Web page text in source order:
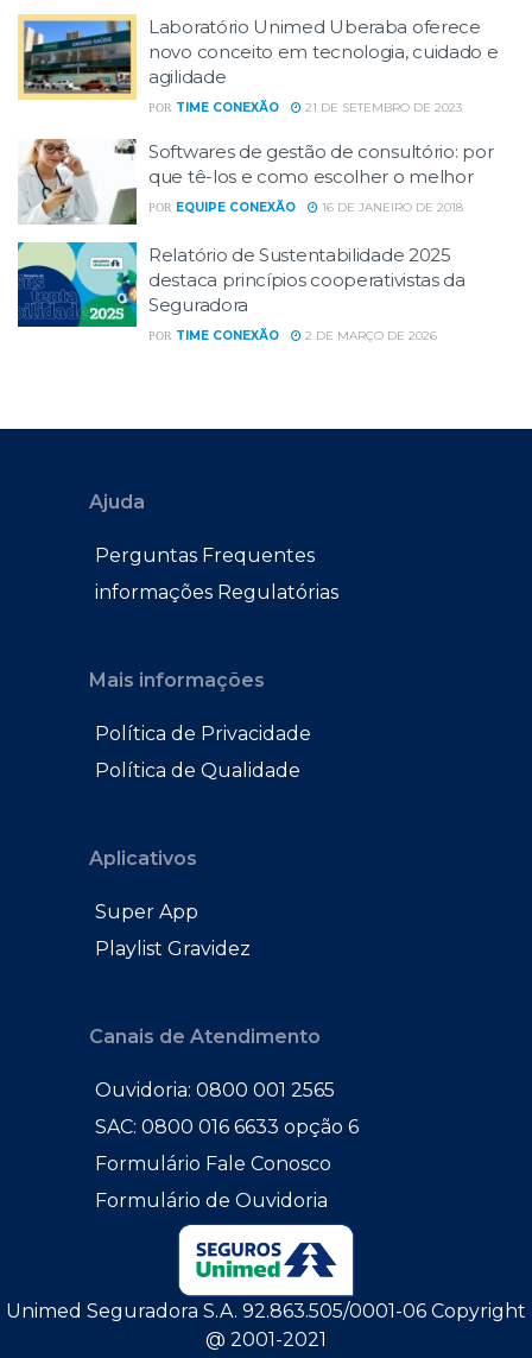
Laboratório Unimed Uberaba oferece
novo conceito em tecnologia, cuidado e
agilidade
POR TIME CONEXÃO 21 DE SETEMBRO DE 2023
Softwares de gestão de consultório: por
que tê-los e como escolher o melhor
POR EQUIPE CONEXÃO 16 DE JANEIRO DE 2018
Relatório de Sustentabilidade 2025
destaca princípios cooperativistas da
Seguradora
POR TIME CONEXÃO 2 DE MARÇO DE 2026
Ajuda
Perguntas Frequentes
informações Regulatórias
Mais informações
Política de Privacidade
Política de Qualidade
Aplicativos
Super App
Playlist Gravidez
Canais de Atendimento
Ouvidoria: 0800 001 2565
SAC: 0800 016 6633 opção 6
Formulário Fale Conosco
Formulário de Ouvidoria
Unimed Seguradora S.A. 92.863.505/0001-06 Copyright
@ 2001-2021